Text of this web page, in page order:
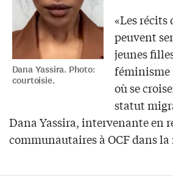
Dana Yassira. Photo:
courtoisie.
«Les récits
peuvent
jeunes
où se
statut
Dana Yassira, intervenante en
communautaires à OCF dans la